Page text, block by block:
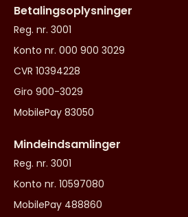
Betalingsoplysninger
Reg. nr. 3001
Konto nr. 000 900 3029
CVR 10394228
Giro 900-3029
MobilePay 83050
Mindeindsamlinger
Reg. nr. 3001
Konto nr. 10597080
MobilePay 488860